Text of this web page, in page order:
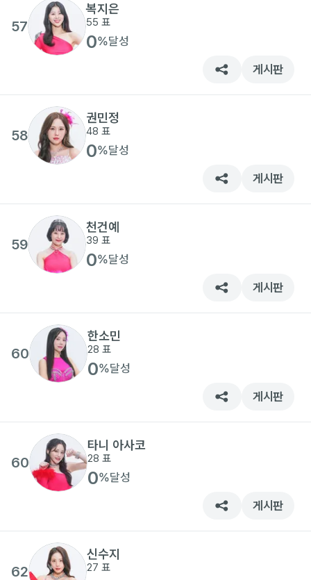
57
복지은
55 표
0%달성
게시판
58
권민정
48 표
0%달성
게시판
59
천건예
39 표
0%달성
게시판
60
한소민
28 표
0%달성
게시판
60
타니 아사코
28 표
0%달성
게시판
62
신수지
27 표